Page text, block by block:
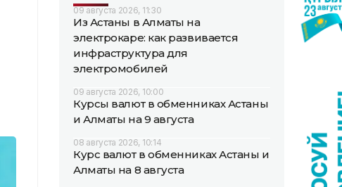
09 августа 2026, 11:30
Из Астаны в Алматы на
электрокаре: как развивается
инфраструктура для
электромобилей
09 августа 2026, 10:00
Курсы валют в обменниках Астаны
и Алматы на 9 августа
08 августа 2026, 10:14
Курс валют в обменниках Астаны и
Алматы на 8 августа